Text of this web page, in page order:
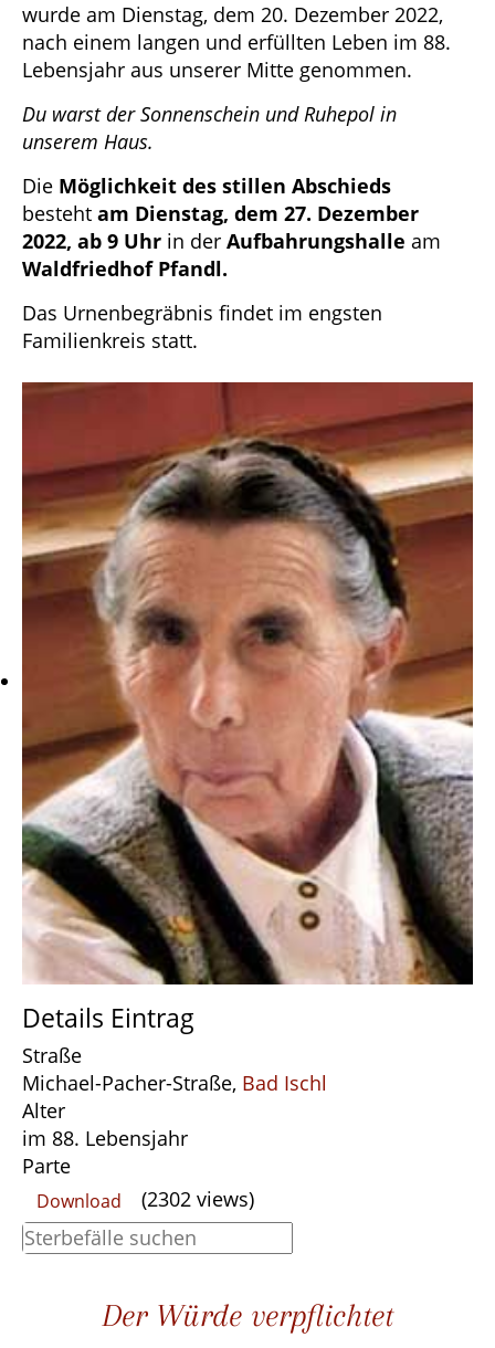
wurde am Dienstag, dem 20. Dezember 2022,
nach einem langen und erfüllten Leben im 88.
Lebensjahr aus unserer Mitte genommen.
Du warst der Sonnenschein und Ruhepol in
unserem Haus.
Die Möglichkeit des stillen Abschieds
besteht am Dienstag, dem 27. Dezember
2022, ab 9 Uhr in der Aufbahrungshalle am
Waldfriedhof Pfandl.
Das Urnenbegräbnis findet im engsten
Familienkreis statt.
Details Eintrag
Straße
Michael-Pacher-Straße, Bad Ischl
Alter
im 88. Lebensjahr
Parte
Download (2302 views)
Der Würde verpflichtet